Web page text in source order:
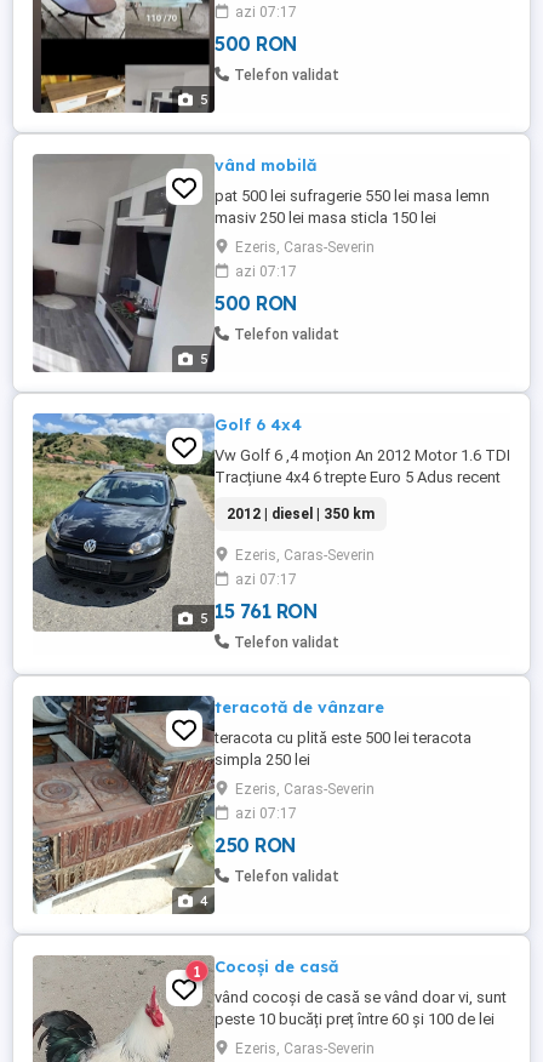
5
azi 07:17
500 RON
Telefon validat
5
vând mobilă
pat 500 lei sufragerie 550 lei masa lemn
masiv 250 lei masa sticla 150 lei
Ezeris, Caras-Severin
azi 07:17
500 RON
Telefon validat
5
Golf 6 4x4
Vw Golf 6 ,4 moțion An 2012 Motor 1.6 TDI
Tracțiune 4x4 6 trepte Euro 5 Adus recent
si merge bine Dublu climatronic Încălzire
în scaune Comenzi volan Pilot automat
Filtru particule activ! Senzori parcare față
spate Nu accept varinate ! Se poate vedea
...
2012 | diesel | 350 km
Ezeris, Caras-Severin
azi 07:17
15 761 RON
Telefon validat
4
teracotă de vânzare
teracota cu plită este 500 lei teracota
simpla 250 lei
Ezeris, Caras-Severin
azi 07:17
250 RON
Telefon validat
1 Cocoși de casă
vând cocoși de casă se vând doar vi, sunt
peste 10 bucăți preț între 60 și 100 de lei
bucataEzeris, Caras-Severin